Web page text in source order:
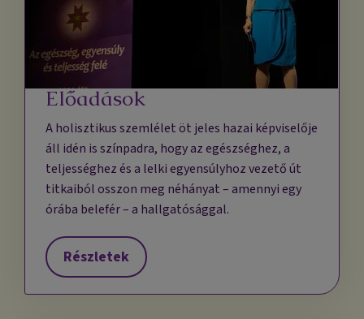
Előadások
A holisztikus szemlélet öt jeles hazai képviselője
áll idén is színpadra, hogy az egészséghez, a
teljességhez és a lelki egyensúlyhoz vezető út
titkaiból osszon meg néhányat – amennyi egy
órába belefér – a hallgatósággal.
Részletek